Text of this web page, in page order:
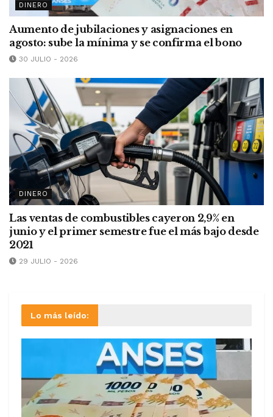
DINERO
Aumento de jubilaciones y asignaciones en
agosto: sube la mínima y se confirma el bono
30 JULIO - 2026
DINERO
Las ventas de combustibles cayeron 2,9% en
junio y el primer semestre fue el más bajo desde
2021
29 JULIO - 2026
Lo más leído: